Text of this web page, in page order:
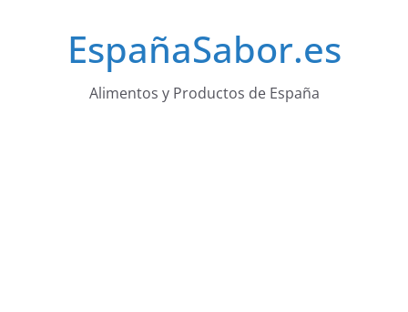
EspañaSabor.es
Alimentos y Productos de España